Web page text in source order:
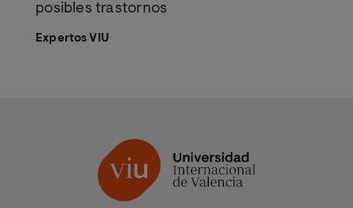
posibles trastornos
Expertos VIU